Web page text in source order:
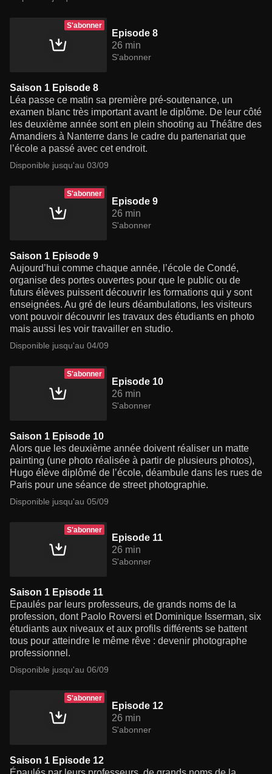
S'abonner
Episode 8
26 min
S'abonner
Saison 1 Episode 8
Léa passe ce matin sa première pré-soutenance, un
examen blanc très important avant le diplôme. De leur côté
les deuxième année sont en plein shooting au Théâtre des
Amandiers à Nanterre dans le cadre du partenariat que
l’école a passé avec cet endroit.
Disponible jusqu'au 03/09
S'abonner
Episode 9
26 min
S'abonner
Saison 1 Episode 9
Aujourd’hui comme chaque année, l’école de Condé,
organise des portes ouvertes pour que le public ou de
futurs élèves puissent découvrir les formations qui y sont
enseignées. Au gré de leurs déambulations, les visiteurs
vont pouvoir découvrir les travaux des étudiants en photo
mais aussi les voir travailler en studio.
Disponible jusqu'au 04/09
S'abonner
Episode 10
26 min
S'abonner
Saison 1 Episode 10
Alors que les deuxième année doivent réaliser un matte
painting (une photo réalisée à partir de plusieurs photos),
Hugo élève diplômé de l’école, déambule dans les rues de
Paris pour une séance de street photographie.
Disponible jusqu'au 05/09
S'abonner
Episode 11
26 min
S'abonner
Saison 1 Episode 11
Epaulés par leurs professeurs, de grands noms de la
profession, dont Paolo Roversi et Dominique Isserman, six
étudiants aux niveaux et aux profils différents se battent
tous pour atteindre le même rêve : devenir photographe
professionnel.
Disponible jusqu'au 06/09
S'abonner
Episode 12
26 min
S'abonner
Saison 1 Episode 12